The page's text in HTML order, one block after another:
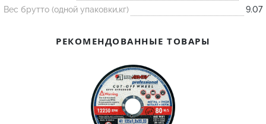
Пробка
Ковш разливочный
Вес брутто (одной упаковки,кг)
9.07
РЕКОМЕНДОВАННЫЕ ТОВАРЫ